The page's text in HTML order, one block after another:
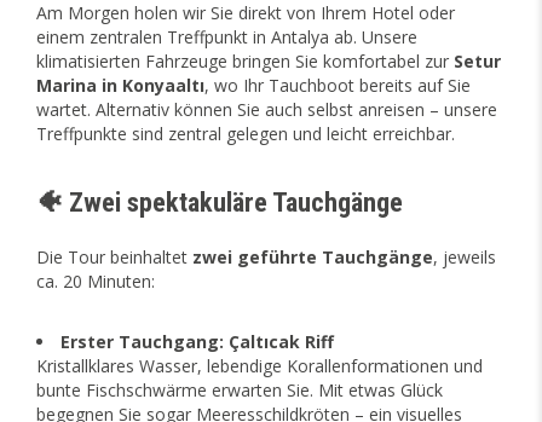
Am Morgen holen wir Sie direkt von Ihrem Hotel oder
einem zentralen Treffpunkt in Antalya ab. Unsere
klimatisierten Fahrzeuge bringen Sie komfortabel zur Setur
Marina in Konyaaltı, wo Ihr Tauchboot bereits auf Sie
wartet. Alternativ können Sie auch selbst anreisen – unsere
Treffpunkte sind zentral gelegen und leicht erreichbar.
🐠 Zwei spektakuläre Tauchgänge
Die Tour beinhaltet zwei geführte Tauchgänge, jeweils
ca. 20 Minuten:
Erster Tauchgang: Çaltıcak Riff
Kristallklares Wasser, lebendige Korallenformationen und
bunte Fischschwärme erwarten Sie. Mit etwas Glück
begegnen Sie sogar Meeresschildkröten – ein visuelles